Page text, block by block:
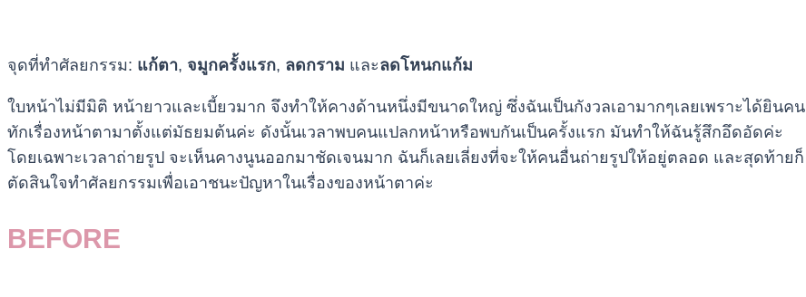
จุดที่ทำศัลยกรรม: แก้ตา, จมูกครั้งแรก, ลดกราม และลดโหนกแก้ม
ใบหน้าไม่มีมิติ หน้ายาวและเบี้ยวมาก จึงทำให้คางด้านหนึ่งมีขนาดใหญ่ ซึ่งฉันเป็นกังวลเอามากๆเลยเพราะได้ยินคน
ทักเรื่องหน้าตามาตั้งแต่มัธยมต้นค่ะ ดังนั้นเวลาพบคนแปลกหน้าหรือพบกันเป็นครั้งแรก มันทำให้ฉันรู้สึกอึดอัดค่ะ
โดยเฉพาะเวลาถ่ายรูป จะเห็นคางนูนออกมาชัดเจนมาก ฉันก็เลยเลี่ยงที่จะให้คนอื่นถ่ายรูปให้อยู่ตลอด และสุดท้ายก็
ตัดสินใจทำศัลยกรรมเพื่อเอาชนะปัญหาในเรื่องของหน้าตาค่ะ
BEFORE